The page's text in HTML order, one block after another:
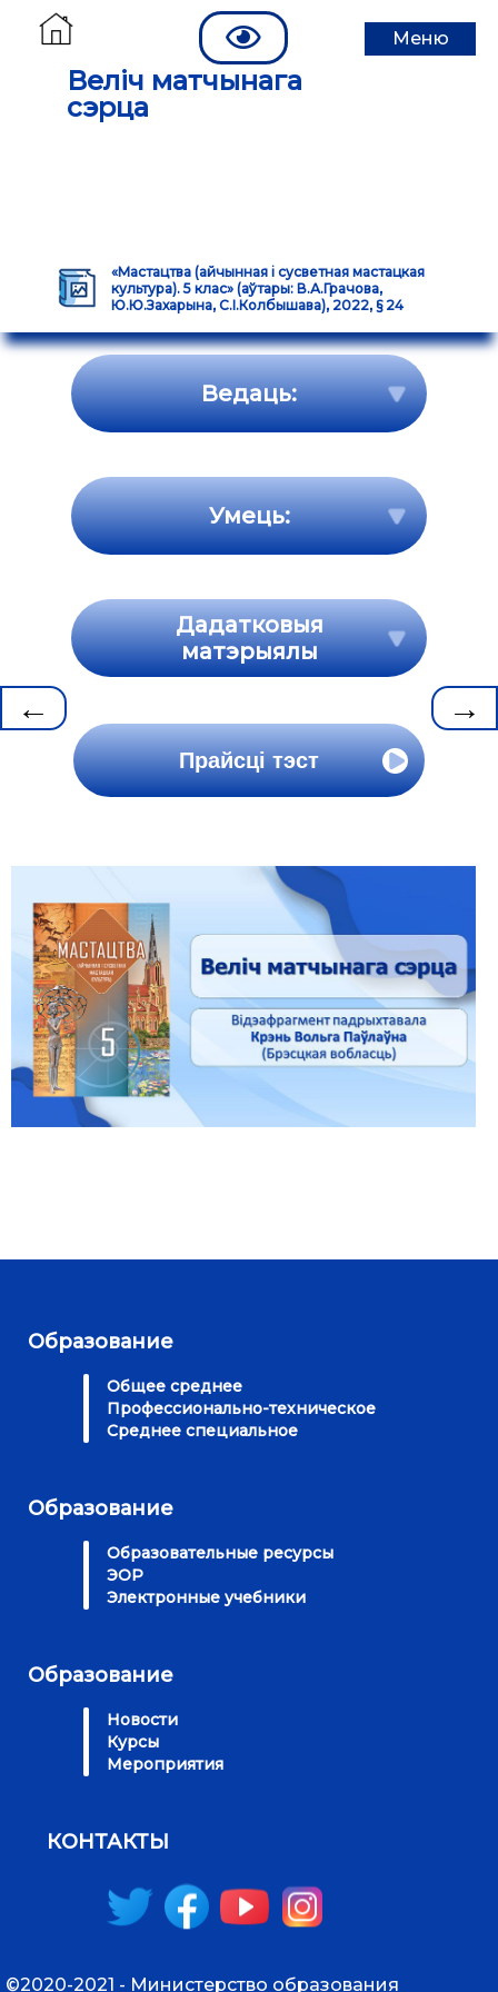
Веліч матчынага
сэрца
Меню
«Мастацтва (айчынная і сусветная мастацкая
культура). 5 клас» (аўтары: В.А.Грачова,
Ю.Ю.Захарына, С.І.Колбышава), 2022, § 24
← →
Ведаць:
Умець:
Дадатковыя
матэрыялы
Прайсці тэст
Образование
Общее среднее
Профессионально-техническое
Среднее специальное
Образование
Образовательные ресурсы
ЭОР
Электронные учебники
Образование
Новости
Курсы
Мероприятия
КОНТАКТЫ
©2020-2021 - Министерство образования